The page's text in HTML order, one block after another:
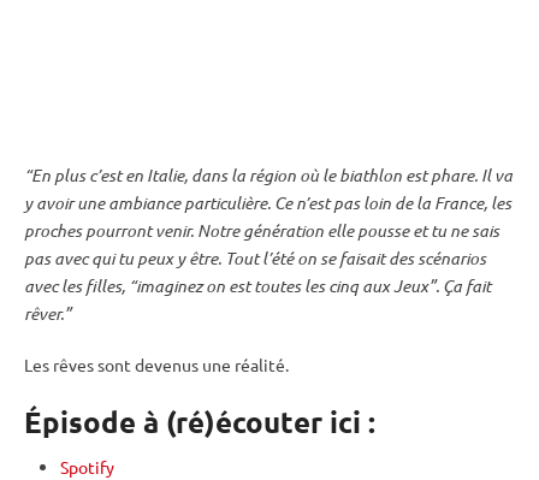
“En plus c’est en Italie, dans la région où le biathlon est phare. Il va
y avoir une ambiance particulière. Ce n’est pas loin de la France, les
proches pourront venir. Notre génération elle pousse et tu ne sais
pas avec qui tu peux y être. Tout l’été on se faisait des scénarios
avec les filles, “imaginez on est toutes les cinq aux Jeux”. Ça fait
rêver.”
Les rêves sont devenus une réalité.
Épisode à (ré)écouter ici :
Spotify